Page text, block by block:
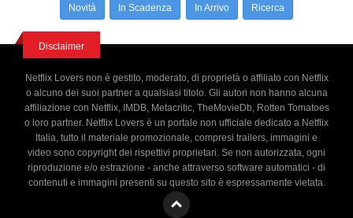
Novità In Scadenza In Arrivo Ricerca
Disclaimer
Netflix Lovers non è gestito, moderato, di proprietà o affiliato con Netflix
o alcuno dei suoi partner a qualsiasi titolo. Gli autori non hanno alcuna
affiliazione con Netflix, IMDB, Metacritic, TheMovieDb, Rotten Tomatoes
o loro partner. Netflix Lovers è un portale non ufficiale dedicato a Netflix
Italia, tutto il materiale promozionale, compresi trailers, immagini e
video sono copyright dei rispettivi proprietari. Se non autorizzata, ogni
riproduzione e/o estrazione - anche attraverso software automatici - di
contenuti e immagini presenti su questo sito è espressamente vietata.